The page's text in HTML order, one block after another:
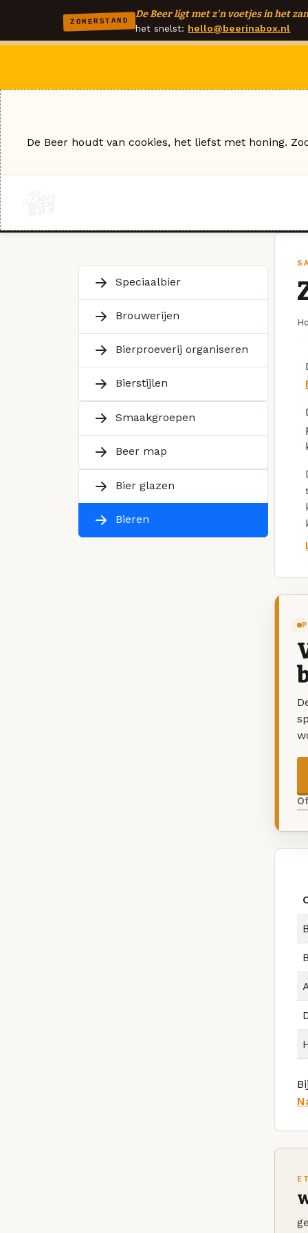
ZOMERSTAND
De Beer ligt met z'n voetjes in het
het snelst: hello@beerinabox.nl
Speciaalbier
Brouwerijen
Bierproeverij organiseren
Bierstijlen
Smaakgroepen
Beer map
Bier glazen
Bieren
De Beer houdt van cookies, het liefst met honing.